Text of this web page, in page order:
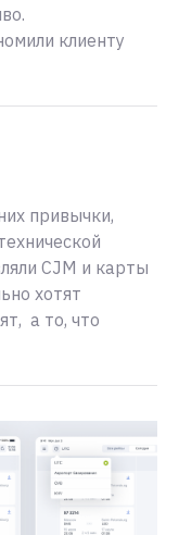
клиенту
привычки,
CJM и карты
хотят
а то, что